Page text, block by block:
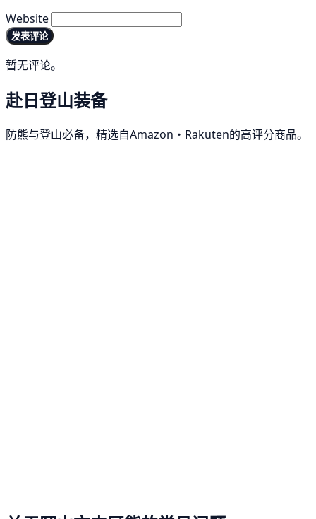
Website
发表评论
暂无评论。
赴日登山装备
防熊与登山必备，精选自Amazon・Rakuten的高评分商品。